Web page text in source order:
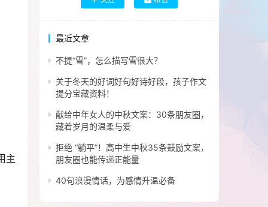
主
最近文章
不提“雪”，怎么描写雪很大？
关于冬天的好词好句好诗好段，孩子作文
提分宝藏资料！
献给中年女人的中秋文案：30条朋友圈，
藏着岁月的温柔与爱
拒绝 “躺平”！高中生中秋35条鼓励文案，
朋友圈也能传递正能量
40句浪漫情话，为感情升温必备